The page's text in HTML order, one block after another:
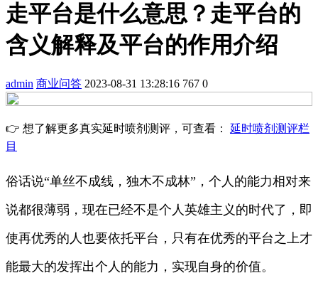
走平台是什么意思？走平台的
含义解释及平台的作用介绍
admin 商业问答 2023-08-31 13:28:16 767 0
👉 想了解更多真实延时喷剂测评，可查看： 延时喷剂测评栏
目
俗话说“单丝不成线，独木不成林”，个人的能力相对来
说都很薄弱，现在已经不是个人英雄主义的时代了，即
使再优秀的人也要依托平台，只有在优秀的平台之上才
能最大的发挥出个人的能力，实现自身的价值。